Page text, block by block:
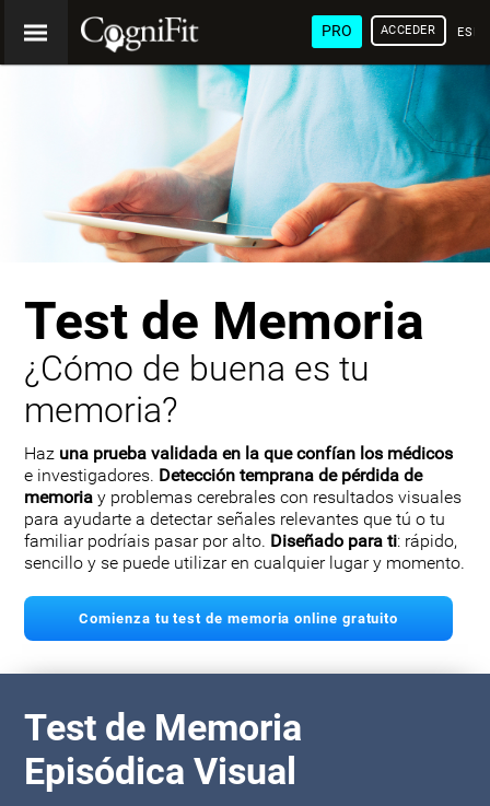
PRO ACCEDER
Test de Memoria
¿Cómo de buena es tu
memoria?
Haz una prueba validada en la que confían los médicos
e investigadores. Detección temprana de pérdida de
memoria y problemas cerebrales con resultados visuales
para ayudarte a detectar señales relevantes que tú o tu
familiar podríais pasar por alto. Diseñado para ti: rápido,
sencillo y se puede utilizar en cualquier lugar y momento.
Comienza tu test de memoria online gratuito
Test de Memoria
Episódica Visual